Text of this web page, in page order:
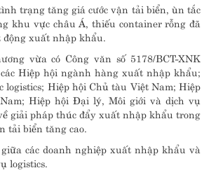
trạng tăng giá cước vận tải biển, ùn tắc
khu vực châu Á, thiếu container rỗng đã
động xuất nhập khẩu.
vừa có Công văn số 5178/BCT-XNK
Hiệp hội ngành hàng xuất nhập khẩu;
logistics; Hiệp hội Chủ tàu Việt Nam; Hiệp
Hiệp hội Đại lý, Môi giới và dịch vụ
giải pháp thúc đẩy xuất nhập khẩu trong
tải biển tăng cao.
các doanh nghiệp xuất nhập khẩu và
logistics.